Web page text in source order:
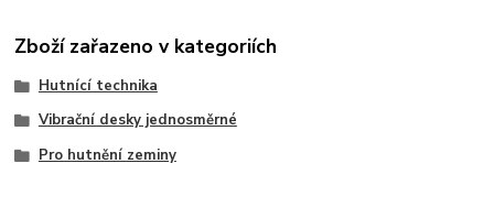
Zboží zařazeno v kategoriích
Hutnící technika
Vibrační desky jednosměrné
Pro hutnění zeminy